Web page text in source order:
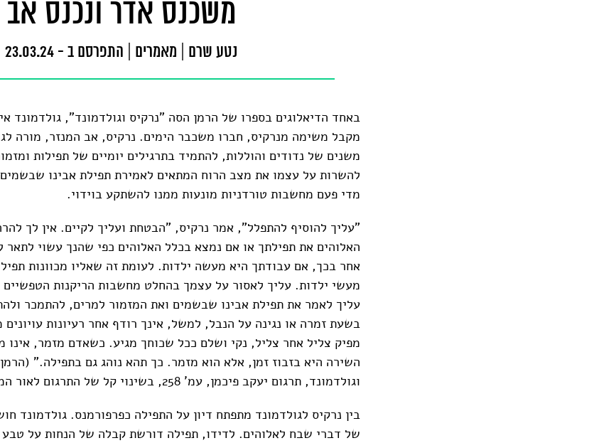
משכנס אדר ונכנס אב
נטע שרם מאמרים התפרסם ב - 23.03.24
באחד הדיאלוגים בספרו של הרמן הסה "נרקיס וגולדמונד", גולדמונד
מקבל משימה מנרקיס, חברו משכבר הימים. נרקיס, אב המנזר, מורה
משנים של נדודים והוללות, להתמיד בתרגילים יומיים של תפילות
להשרות על עצמו את מצב הרוח המתאים לאמירת תפילת אבינו
מדי פעם מחשבות טורדניות מונעות ממנו להשתקע בוידוי.
"עליך להוסיף להתפלל", אמר נרקיס, "הבטחת ועליך לקיים. אין לך
האלוהים את תפילתך או אם נמצא בכלל האלוהים כפי שהנך עשוי לתאר
אחר בכך, אם עבודתך היא מעשה ילדות. לעומת זה שאליו מכוונות
מעשי ילדות. עליך לאסור על עצמך בהחלט מחשבות הריקנות
עליך לאמר את תפילת אבינו שבשמים ואת המזמור למרים, להתמכר
בשעת זמרה או נגינה על הנבל, למשל, אינך רודף אחר רעיונות
מפיק צליל אחר צליל, נקי ושלם ככל שכוחך מגיע. כשאדם מזמר,
השירה היא בזבוז זמן, אלא הוא מזמר. כך תהא נוהג גם בתפילה."
וגולדמונד, תרגום יעקב פיכמן, עמ' 258, בשינוי קל של התרגום לאור המקור הגרמני).
בין נרקיס לגולדמונד מתפתח דיון על התפילה כפרפורמנס. גולדמונד
של דברי שבח לאלוהים. לדידו, תפילה דורשת קבלה של הנחות על